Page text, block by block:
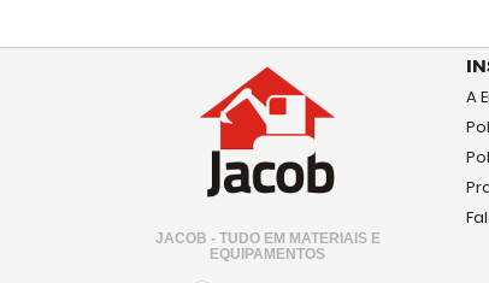
JACOB - TUDO EM MATERIAIS E
EQUIPAMENTOS
A